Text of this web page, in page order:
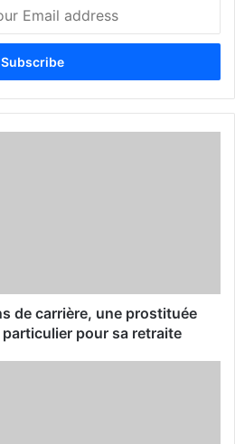
de carrière, une prostituée
pour sa retraite